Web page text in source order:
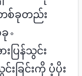
တစ်ခုတည်း
းပြန်သွင်း
းခြင်းကို ပံ့ပိုး